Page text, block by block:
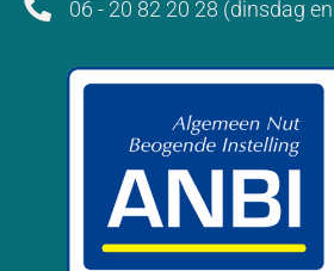
06 - 20 82 20 28 (dinsdag